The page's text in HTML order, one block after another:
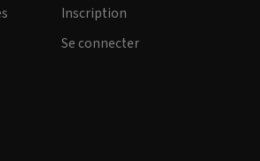
Inscription
Se connecter